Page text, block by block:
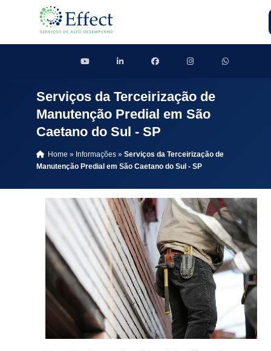
Serviços da Terceirização de
Manutenção Predial em São
Caetano do Sul - SP
Home » Informações » Serviços da Terceirização de
Manutenção Predial em São Caetano do Sul - SP